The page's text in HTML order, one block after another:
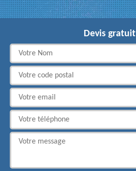
Devis gratuit